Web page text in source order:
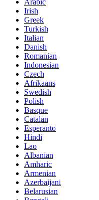
Arabic
Irish
Greek
Turkish
Italian
Danish
Romanian
Indonesian
Czech
Afrikaans
Swedish
Polish
Basque
Catalan
Esperanto
Hindi
Lao
Albanian
Amharic
Armenian
Azerbaijani
Belarusian